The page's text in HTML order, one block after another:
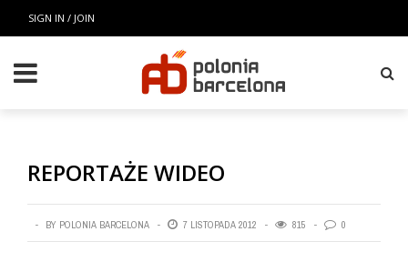
SIGN IN / JOIN
REPORTAŻE WIDEO
BY POLONIA BARCELONA 7 LISTOPADA 2012 815 0